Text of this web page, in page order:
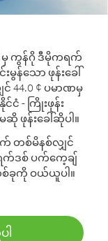
မှ ကွန်ဂို ဒီမိုကရက်
န်သော ဖုန်းခေါ်
44.0 ¢ ပမာဏမှ
- ကြိုးဖုန်း
န်းခေါ်ဆိုပါ။
တစ်မိနစ်လျှင်
ရက်ဒစ် ပက်ကေ့ချ်
စ်ခုကို ဝယ်ယူပါ။